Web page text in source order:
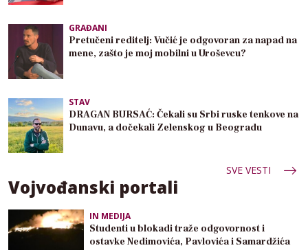
GRAĐANI
Pretučeni reditelj: Vučić je odgovoran za napad na
mene, zašto je moj mobilni u Uroševcu?
STAV
DRAGAN BURSAĆ: Čekali su Srbi ruske tenkove na
Dunavu, a dočekali Zelenskog u Beogradu
SVE VESTI
Vojvođanski portali
IN MEDIJA
Studenti u blokadi traže odgovornost i
ostavke Nedimovića, Pavlovića i Samardžića